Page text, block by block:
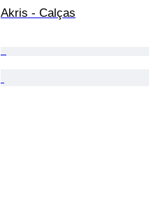
Akris - Calças